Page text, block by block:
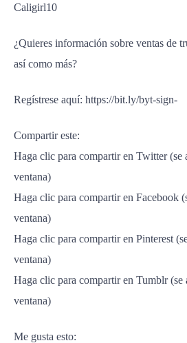
Caligirl10
¿Quieres información sobre ventas de
así como más?
Regístrese aquí: https://bit.ly/byt-sign-
Compartir este:
Haga clic para compartir en Twitter (se
ventana)
Haga clic para compartir en Facebook
ventana)
Haga clic para compartir en Pinterest
ventana)
Haga clic para compartir en Tumblr (se
ventana)
Me gusta esto: